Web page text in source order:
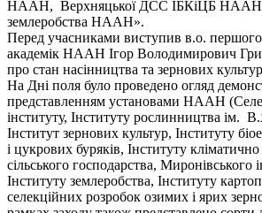
НААН, Верхняцької ДСС ІБКіЦБ
землеробства НААН».
Перед учасниками виступив в.о. першого
академік НААН Ігор Володимирович
про стан насінництва та зернових
На Дні поля було проведено огляд
представленням установами НААН
інституту, Інституту рослинництва ім.
Інститут зернових культур, Інституту
і цукрових буряків, Інституту
сільського господарства, Миронівського
Інституту землеробства, Інституту
селекційних розробок озимих і ярих